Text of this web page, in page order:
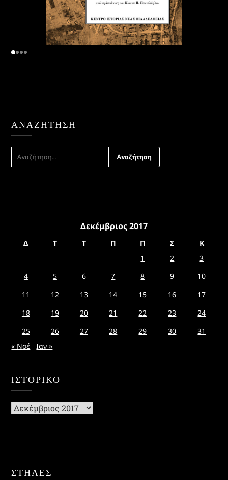
ΑΝΑΖΉΤΗΣΗ
ΑΝΑΖΉΤΗΣΗ
ΓΙΑ:
Δεκέμβριος 2017
Δ Τ Τ Π Π Σ
Κ
1
2
3
4
5 6 7 8 9
10
11
12 13 14 15 16
17
18
19 20 21 22 23
24
25
26 27 28 29 30
31
« Νοέ
Ιαν »
ΙΣΤΟΡΙΚΌ
Ιστορικό
ΣΤΗΛΕΣ